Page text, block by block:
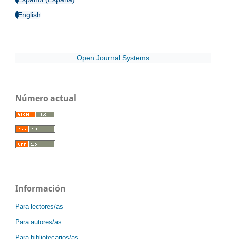
English
Open Journal Systems
Número actual
Información
Para lectores/as
Para autores/as